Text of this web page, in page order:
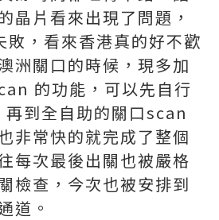
晶片看來出現了問題，
敗，看來香港真的好不歡
洲關口的時候，現多加
的功能，可以先自行
到全自助的關口scan
非常快的就完成了整個
每次最後出關也被嚴格
檢查，今次也被安排到
道。